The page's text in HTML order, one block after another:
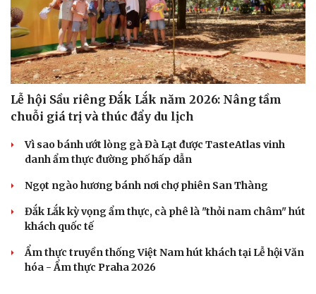
Lễ hội Sầu riêng Đắk Lắk năm 2026: Nâng tầm
chuỗi giá trị và thúc đẩy du lịch
Vì sao bánh ướt lòng gà Đà Lạt được TasteAtlas vinh
danh ẩm thực đường phố hấp dẫn
Ngọt ngào hương bánh nơi chợ phiên San Thàng
Đắk Lắk kỳ vọng ẩm thực, cà phê là "thỏi nam châm" hút
khách quốc tế
Ẩm thực truyền thống Việt Nam hút khách tại Lễ hội Văn
hóa - Ẩm thực Praha 2026